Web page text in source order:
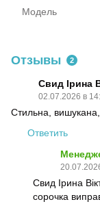
Модель
Отзывы 2
Свид Ірина
02.07.2026 в
Стильна,
Ответить
Свид Ірина
сорочка